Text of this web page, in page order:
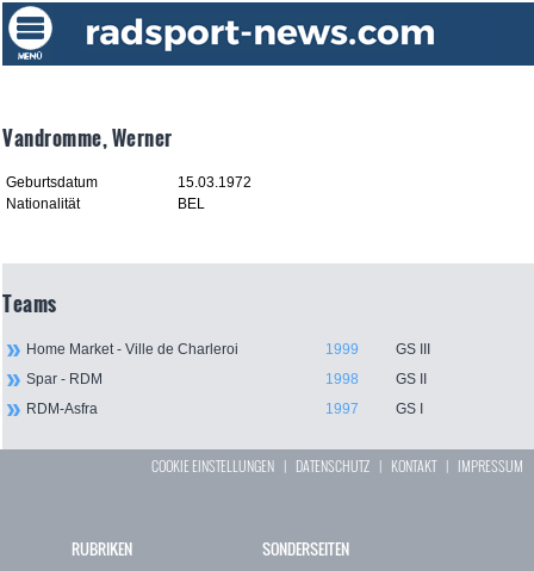
Vandromme, Werner
Geburtsdatum
15.03.1972
Nationalität
BEL
Teams
Home Market - Ville de Charleroi 1999
GS III
Spar - RDM
1998
GS II
RDM-Asfra
1997 GS I
COOKIE EINSTELLUNGEN | DATENSCHUTZ | KONTAKT| IMPRESSUM
RUBRIKEN SONDERSEITEN